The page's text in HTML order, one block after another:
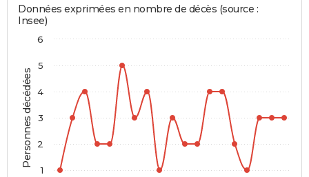
Personnes décédées
Données exprimées en nombre de décès (source :
Insee)
1
2
3
4
5
6